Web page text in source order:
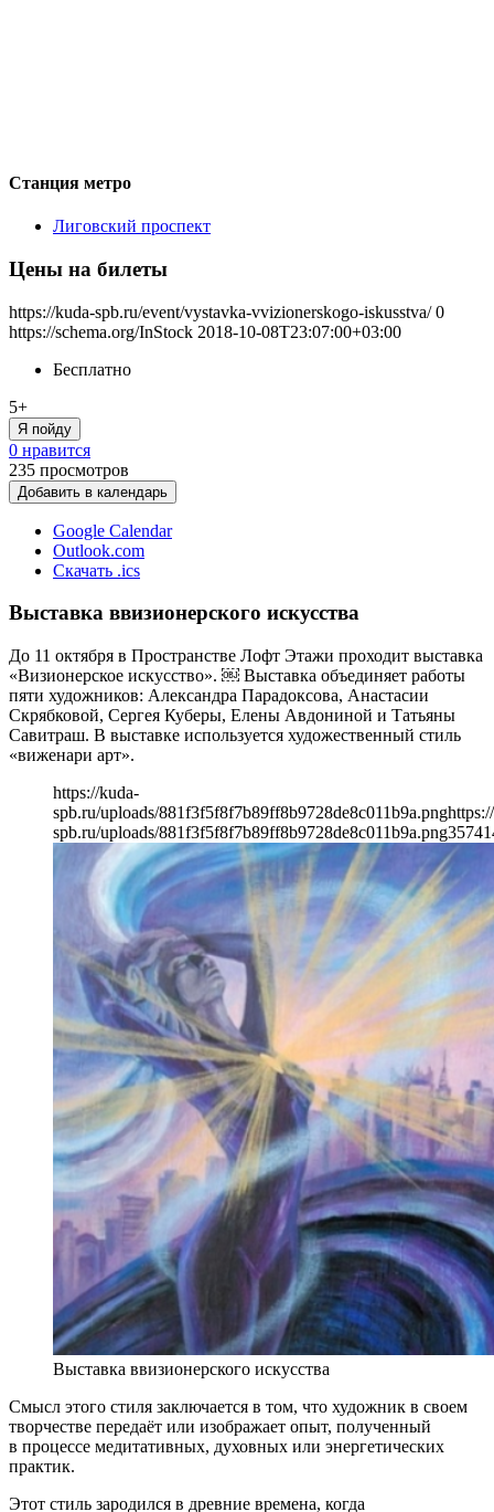
Станция метро
Лиговский проспект
Цены на билеты
https://kuda-spb.ru/event/vystavka-vvizionerskogo-iskusstva/ 0
https://schema.org/InStock 2018-10-08T23:07:00+03:00
Бесплатно
5+
Я пойду
0 нравится
235 просмотров
Добавить в календарь
Google Calendar
Outlook.com
Скачать .ics
Выставка ввизионерского искусства
До 11 октября в Пространстве Лофт Этажи проходит выставка
«Визионерское искусство». ￼ Выставка объединяет работы
пяти художников: Александра Парадоксова, Анастасии
Скрябковой, Сергея Куберы, Елены Авдониной и Татьяны
Савитраш. В выставке используется художественный стиль
«виженари арт».
https://kuda-
spb.ru/uploads/881f3f5f8f7b89ff8b9728de8c011b9a.png
spb.ru/uploads/881f3f5f8f7b89ff8b9728de8c011b9a.png357
Выставка ввизионерского искусства
Смысл этого стиля заключается в том, что художник в своем
творчестве передаёт или изображает опыт, полученный
в процессе медитативных, духовных или энергетических
практик.
Этот стиль зародился в древние времена, когда